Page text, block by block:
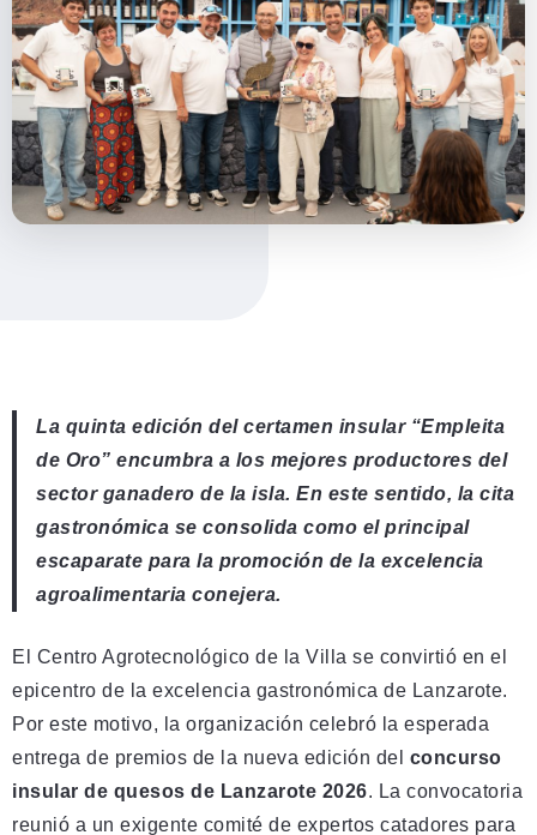
La quinta edición del certamen insular “Empleita
de Oro” encumbra a los mejores productores del
sector ganadero de la isla. En este sentido, la cita
gastronómica se consolida como el principal
escaparate para la promoción de la excelencia
agroalimentaria conejera.
El Centro Agrotecnológico de la Villa se convirtió en el
epicentro de la excelencia gastronómica de Lanzarote.
Por este motivo, la organización celebró la esperada
entrega de premios de la nueva edición del concurso
insular de quesos de Lanzarote 2026. La convocatoria
reunió a un exigente comité de expertos catadores para